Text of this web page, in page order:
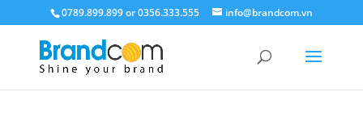
0789.899.899 or 0356.333.555 info@brandcom.vn